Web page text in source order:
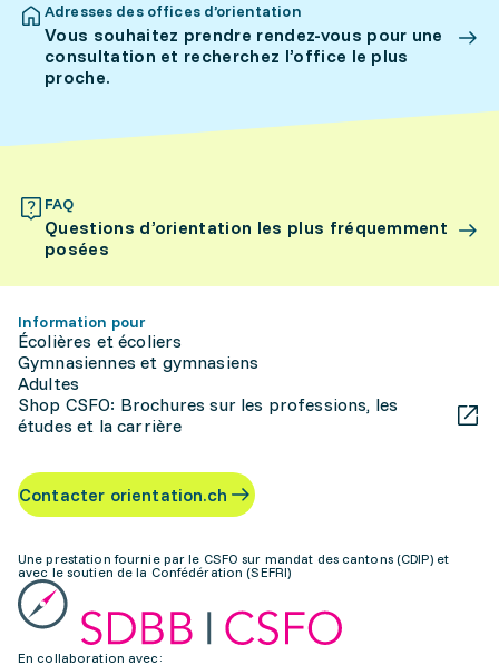
Adresses des offices d’orientation
Vous souhaitez prendre rendez-vous pour une
consultation et recherchez l’office le plus
proche.
FAQ
Questions d’orientation les plus fréquemment
posées
Information pour
Écolières et écoliers
Gymnasiennes et gymnasiens
Adultes
Shop CSFO: Brochures sur les professions, les
études et la carrière
Contacter orientation.ch
Une prestation fournie par le CSFO sur mandat des cantons (CDIP) et
avec le soutien de la Confédération (SEFRI)
En collaboration avec: